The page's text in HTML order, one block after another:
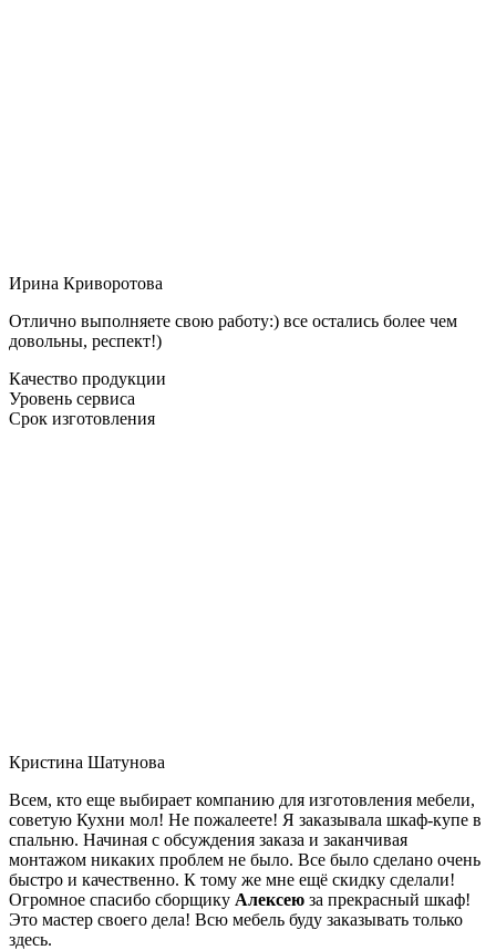
Ирина Криворотова
Отлично выполняете свою работу:) все остались более чем
довольны, респект!)
Качество продукции
Уровень сервиса
Срок изготовления
Кристина Шатунова
Всем, кто еще выбирает компанию для изготовления мебели,
советую Кухни мол! Не пожалеете! Я заказывала шкаф-купе в
спальню. Начиная с обсуждения заказа и заканчивая
монтажом никаких проблем не было. Все было сделано очень
быстро и качественно. К тому же мне ещё скидку сделали!
Огромное спасибо сборщику Алексею за прекрасный шкаф!
Это мастер своего дела! Всю мебель буду заказывать только
здесь.